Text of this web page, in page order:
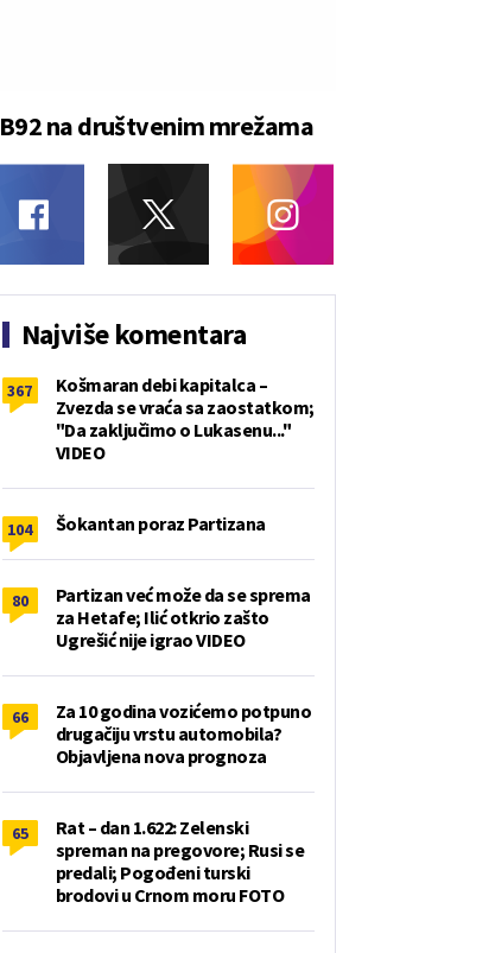
B92 na društvenim mrežama
Najviše komentara
367
Košmaran debi kapitalca –
Zvezda se vraća sa zaostatkom;
"Da zaključimo o Lukasenu..."
VIDEO
104 Šokantan poraz Partizana
80
Partizan već može da se sprema
za Hetafe; Ilić otkrio zašto
Ugrešić nije igrao VIDEO
66
Za 10 godina vozićemo potpuno
drugačiju vrstu automobila?
Objavljena nova prognoza
65
Rat – dan 1.622: Zelenski
spreman na pregovore; Rusi se
predali; Pogođeni turski
brodovi u Crnom moru FOTO